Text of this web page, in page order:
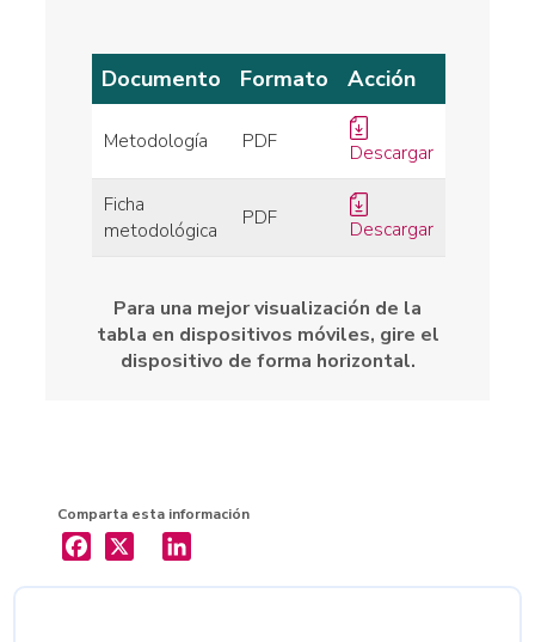
Documento Formato Acción
Metodología PDF Descargar
Ficha
metodológica
PDF Descargar
Para una mejor visualización de la
tabla en dispositivos móviles, gire el
dispositivo de forma horizontal.
Comparta esta información
X LinkedIn